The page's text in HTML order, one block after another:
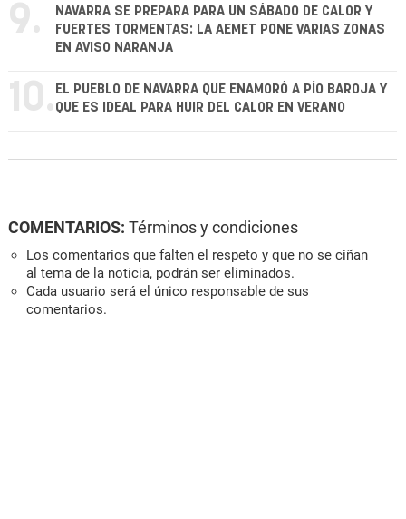
9.
NAVARRA SE PREPARA PARA UN SÁBADO DE CALOR Y
FUERTES TORMENTAS: LA AEMET PONE VARIAS ZONAS
EN AVISO NARANJA
10. EL PUEBLO DE NAVARRA QUE ENAMORÓ A PÍO BAROJA Y
QUE ES IDEAL PARA HUIR DEL CALOR EN VERANO
COMENTARIOS: Términos y condiciones
Los comentarios que falten el respeto y que no se ciñan
al tema de la noticia, podrán ser eliminados.
Cada usuario será el único responsable de sus
comentarios.